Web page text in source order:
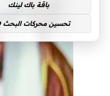
باقة باك لينك
تحسين محركات البحث SEO